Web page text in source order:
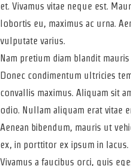
et. Vivamus vitae neque est.
lobortis eu, maximus ac urna.
vulputate varius.
Nam pretium diam blandit
Donec condimentum ultricies
convallis maximus. Aliquam sit
odio. Nullam aliquam erat vitae
Aenean bibendum, mauris ut
ex, in porttitor ex ipsum in
Vivamus a faucibus orci, quis